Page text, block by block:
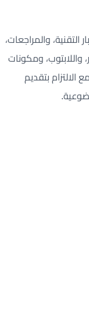
والمراجعات،
واللابتوب، ومكونات
الالتزام بتقديم